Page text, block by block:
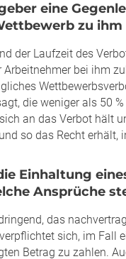
eine
zu ihm
der Laufzeit des
Arbeitnehmer bei ihm
die weniger als 50
an das Verbot hält
so das Recht erhält,
Einhaltung
Ansprüche
das
sich, im Fall
Betrag zu zahlen.